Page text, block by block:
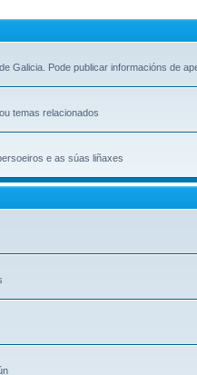
Galicia. Pode publicar informacións de
temas relacionados
e as súas liñaxes